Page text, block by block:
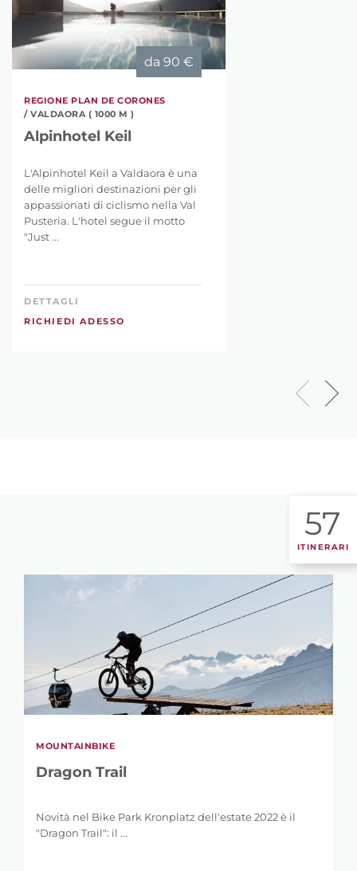
da 90 €
REGIONE PLAN DE CORONES
/ VALDAORA ( 1000 M )
Alpinhotel Keil
L'Alpinhotel Keil a Valdaora è una
delle migliori destinazioni per gli
appassionati di ciclismo nella Val
Pusteria. L'hotel segue il motto
"Just ...
DETTAGLI
RICHIEDI ADESSO
57
ITINERARI
MOUNTAINBIKE
Dragon Trail
Novità nel Bike Park Kronplatz dell'estate 2022 è il
"Dragon Trail": il ...